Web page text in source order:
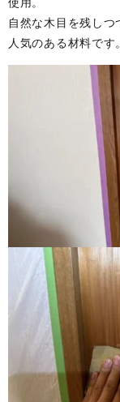
使用。
自然な木目を残し
人気のある材料です